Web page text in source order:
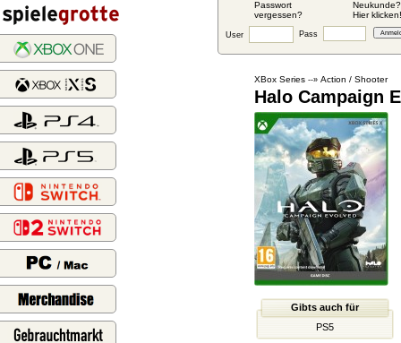
Passwort
vergessen?
Neukunde?
Hier klicken!
User Pass
XBox Series --» Action / Shooter
Halo Campaign
Gibts auch für
PS5